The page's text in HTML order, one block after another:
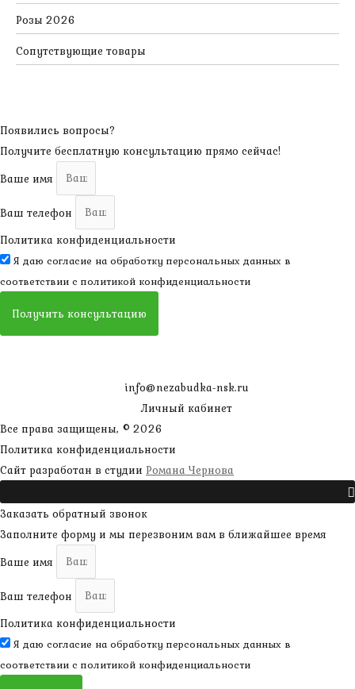
Розы 2026
Сопутствующие товары
Появились вопросы?
Получите бесплатную консультацию прямо сейчас!
Ваше имя
Ваш телефон
Политика конфиденциальности
Я даю согласие на обработку персональных данных в
соответствии с политикой конфиденциальности
Получить консультацию
info@nezabudka-nsk.ru
Личный кабинет
Все права защищены, © 2026
Политика конфиденциальности
Сайт разработан в студии Романа Чернова
Заказать обратный звонок
Заполните форму и мы перезвоним вам в ближайшее время
Ваше имя
Ваш телефон
Политика конфиденциальности
Я даю согласие на обработку персональных данных в
соответствии с политикой конфиденциальности